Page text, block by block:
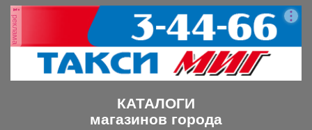
реклама
КАТАЛОГИ
магазинов города